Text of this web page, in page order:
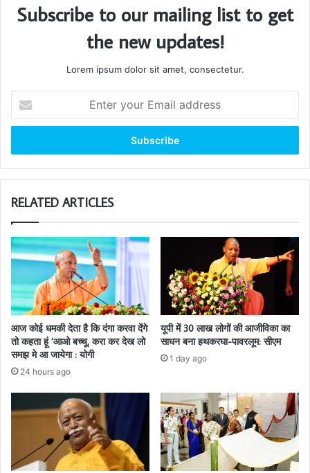
Subscribe to our mailing list to get
the new updates!
Lorem ipsum dolor sit amet, consectetur.
your
Email
RELATED ARTICLES
आज कोई धमकी देता है कि दंगा करवा देंगे
तो कहता हूं ‘आओ बच्चू, करा कर देख लो
समझ मे आ जायेगा : योगी
24 hours ago
यूपी में 30 लाख लोगों की आजीविका का
साधन बना हथकरघा-पावरलूम: सीएम
1 day ago